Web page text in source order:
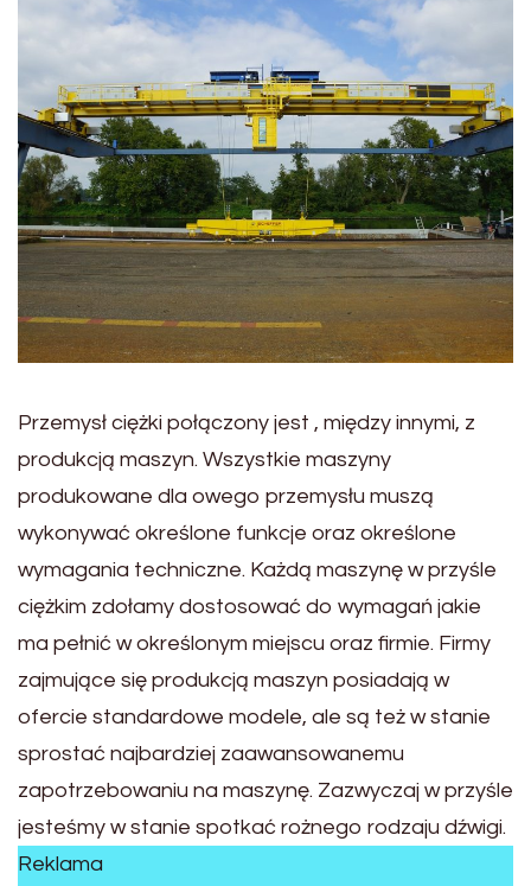
Przemysł ciężki połączony jest , między innymi, z
produkcją maszyn. Wszystkie maszyny
produkowane dla owego przemysłu muszą
wykonywać określone funkcje oraz określone
wymagania techniczne. Każdą maszynę w przyśle
ciężkim zdołamy dostosować do wymagań jakie
ma pełnić w określonym miejscu oraz firmie. Firmy
zajmujące się produkcją maszyn posiadają w
ofercie standardowe modele, ale są też w stanie
sprostać najbardziej zaawansowanemu
zapotrzebowaniu na maszynę. Zazwyczaj w przyśle
jesteśmy w stanie spotkać rożnego rodzaju dźwigi.
Reklama